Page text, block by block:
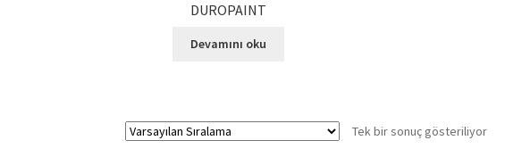
DUROPAINT
Devamını oku
Tek bir sonuç gösteriliyor